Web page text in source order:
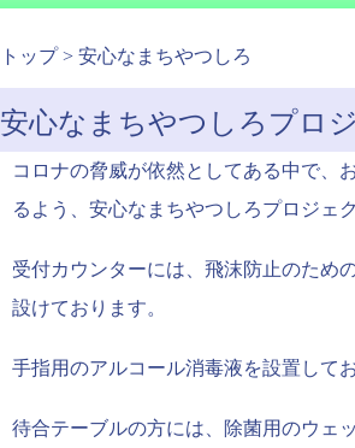
トップ> 安心なまちやつしろ
安心なまちやつしろプロ
コロナの脅威が依然としてある中で、
るよう、安心なまちやつしろプロジェ
受付カウンターには、飛沫防止のため
設けております。
手指用のアルコール消毒液を設置して
待合テーブルの方には、除菌用のウェ